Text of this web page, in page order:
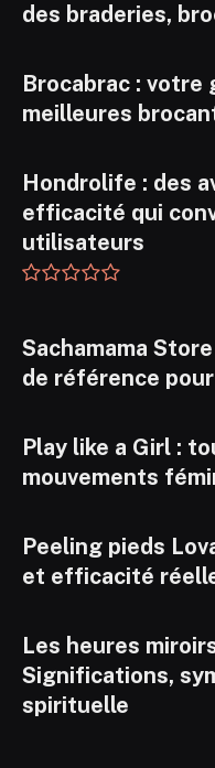
des braderies,
Brocabrac : votre
meilleures
Hondrolife : des
efficacité qui
utilisateurs
Sachamama
de référence
Play like a Girl :
mouvements
Peeling pieds
et efficacité
Les heures
Significations,
spirituelle